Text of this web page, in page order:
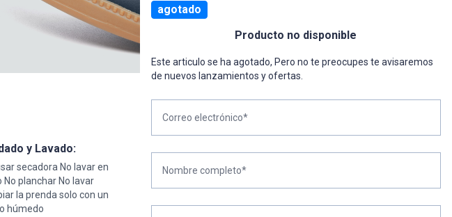
y Lavado:
secadora No lavar en
No planchar No lavar
la prenda solo con un
húmedo
agotado
Producto no disponible
Este articulo se ha agotado, Pero no te preocupes te avisaremos
de nuevos lanzamientos y ofertas.
Correo electrónico*
Nombre completo*